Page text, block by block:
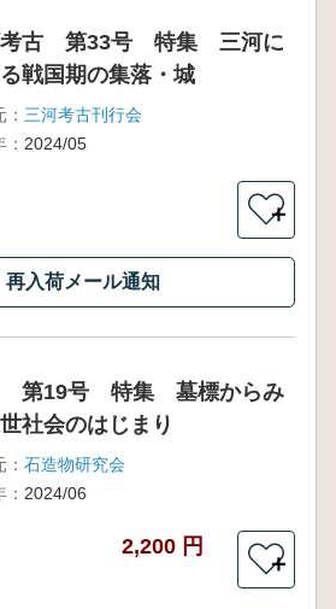
考古 第33号 特集 三河に
戦国期の集落・城
三河考古刊行会
2024/05
＋
再入荷メール通知
第19号 特集 墓標からみ
社会のはじまり
石造物研究会
2024/06
2,200 円
＋